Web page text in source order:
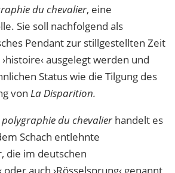
du chevalier, eine
Sie soll nachfolgend als
Pendant zur stillgestellten Zeit
ausgelegt werden und
Status wie die Tilgung des
von La Disparition.
du chevalierhandelt es
Schach entlehnte
die im deutschen
oder auch ›Rösselsprung‹ genannt